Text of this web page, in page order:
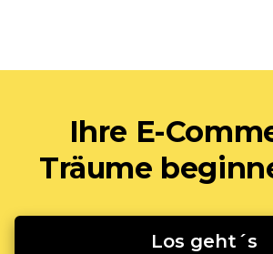
Ihre E-
Träume
Los geht´s